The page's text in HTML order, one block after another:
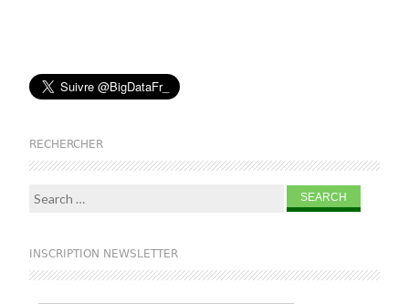
RECHERCHER
Search for:
INSCRIPTION NEWSLETTER